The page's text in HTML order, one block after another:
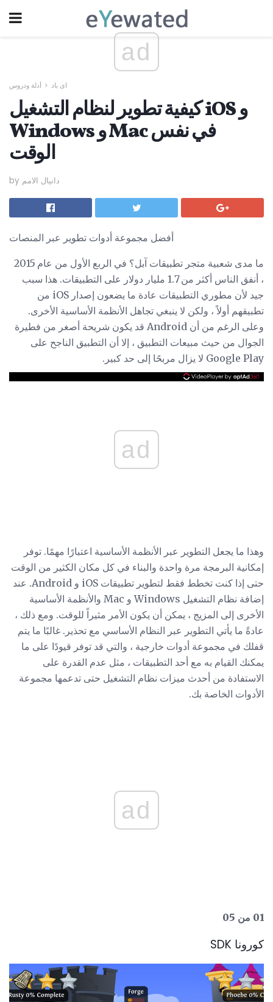
ad
اى باد أدلة ودروس
كيفية تطوير لنظام التشغيل iOS و
Windows و Mac في نفس
الوقت
by دانيال الامم
أفضل مجموعة أدوات تطوير عبر المنصات
ما مدى شعبية متجر تطبيقات آبل؟ في الربع الأول من عام 2015
، أنفق الناس أكثر من 1.7 مليار دولار على التطبيقات. هذا سبب
جيد لأن مطوري التطبيقات عادة ما يضعون إصدار iOS من
تطبيقهم أولاً ، ولكن لا ينبغي تجاهل الأنظمة الأساسية الأخرى.
وعلى الرغم من أن Android قد يكون شريحة أصغر من فطيرة
الجوال من حيث مبيعات التطبيق ، إلا أن التطبيق الناجح على
Google Play لا يزال مربحًا إلى حد كبير.
ad
وهذا ما يجعل التطوير عبر الأنظمة الأساسية اعتبارًا مهمًا. توفر
إمكانية البرمجة مرة واحدة والبناء في كل مكان الكثير من الوقت
حتى إذا كنت تخطط فقط لتطوير تطبيقات iOS و Android. عند
إضافة نظام التشغيل Windows و Mac والأنظمة الأساسية
الأخرى إلى المزيج ، يمكن أن يكون الأمر مثيراً للوقت. ومع ذلك ،
عادةً ما يأتي التطوير عبر النظام الأساسي مع تحذير. غالبًا ما يتم
قفلك في مجموعة أدوات خارجية ، والتي قد توفر قيودًا على ما
يمكنك القيام به مع أحد التطبيقات ، مثل عدم القدرة على
الاستفادة من أحدث ميزات نظام التشغيل حتى تدعمها مجموعة
الأدوات الخاصة بك.
ad
01 من 05
كورونا SDK